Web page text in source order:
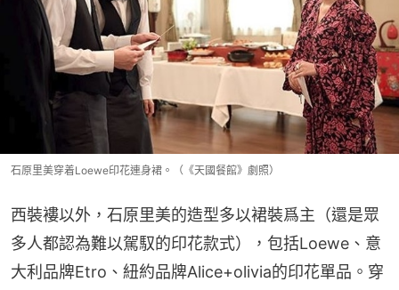
石原里美穿着Loewe印花連身裙。（《天國餐館》劇照）
西裝褸以外，石原里美的造型多以裙裝爲主（還是眾
多人都認為難以駕馭的印花款式），包括Loewe、意
大利品牌Etro、紐約品牌Alice+olivia的印花單品。穿